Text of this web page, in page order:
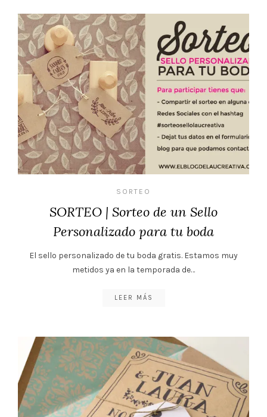
SORTEO
SORTEO | Sorteo de un Sello
Personalizado para tu boda
El sello personalizado de tu boda gratis. Estamos muy
metidos ya en la temporada de…
LEER MÁS